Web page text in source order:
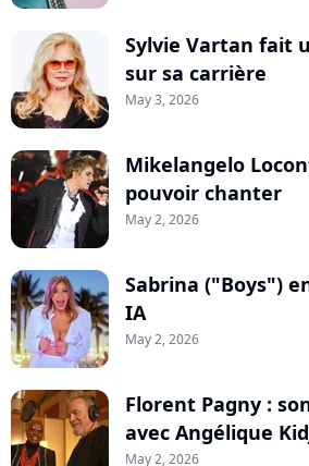
Sylvie Vartan fait
sur sa carrière
May 3, 2026
Mikelangelo
pouvoir chanter
May 2, 2026
Sabrina ("Boys")
IA
May 2, 2026
Florent Pagny :
avec Angélique
May 2, 2026